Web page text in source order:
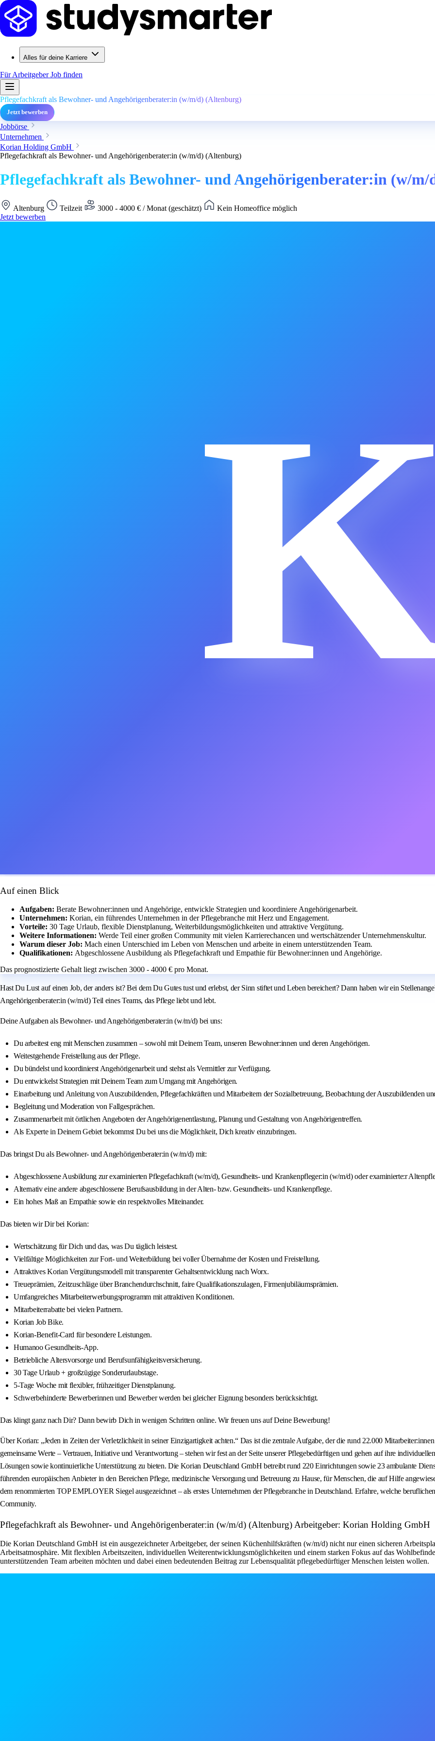
Alles für deine Karriere
Für ArbeitgeberJob finden
Pflegefachkraft als Bewohner- und Angehörigenberater:in (w/m/d) (Altenburg)
Jetzt bewerben
Jobbörse
Unternehmen
Korian Holding GmbH
Pflegefachkraft als Bewohner- und Angehörigenberater:in (w/m/d) (Altenburg)
Pflegefachkraft als Bewohner- und Angehörigenberater:in (w/
Altenburg Teilzeit 3000 - 4000 € / Monat (geschätzt)
Kein Homeoffice möglich
Jetzt bewerben
Auf einen Blick
Aufgaben: Berate Bewohner:innen und Angehörige, entwickle Strategien und koordiniere Angehörigenarbeit.
Unternehmen: Korian, ein führendes Unternehmen in der Pflegebranche mit Herz und Engagement.
Vorteile: 30 Tage Urlaub, flexible Dienstplanung, Weiterbildungsmöglichkeiten und attraktive Vergütung.
Weitere Informationen: Werde Teil einer großen Community mit vielen Karrierechancen und wertschätzender Unternehmenskultur.
Warum dieser Job: Mach einen Unterschied im Leben von Menschen und arbeite in einem unterstützenden Team.
Qualifikationen: Abgeschlossene Ausbildung als Pflegefachkraft und Empathie für Bewohner:innen und Angehörige.
Das prognostizierte Gehalt liegt zwischen 3000 - 4000 € pro Monat.
Hast Du Lust auf einen Job, der anders ist? Bei dem Du Gutes tust und erlebst, der Sinn stiftet und Leben bereichert? Dann haben wir ein
Angehörigenberater:in (w/m/d) Teil eines Teams, das Pflege liebt und lebt.
Deine Aufgaben als Bewohner- und Angehörigenberater:in (w/m/d) bei uns:
Du arbeitest eng mit Menschen zusammen – sowohl mit Deinem Team, unseren Bewohner:innen und deren Angehörigen.
Weitestgehende Freistellung aus der Pflege.
Du bündelst und koordinierst Angehörigenarbeit und stehst als Vermittler zur Verfügung.
Du entwickelst Strategien mit Deinem Team zum Umgang mit Angehörigen.
Einarbeitung und Anleitung von Auszubildenden, Pflegefachkräften und Mitarbeitern der Sozialbetreuung, Beobachtung der Auszubildenden
Begleitung und Moderation von Fallgesprächen.
Zusammenarbeit mit örtlichen Angeboten der Angehörigenentlastung, Planung und Gestaltung von Angehörigentreffen.
Als Experte in Deinem Gebiet bekommst Du bei uns die Möglichkeit, Dich kreativ einzubringen.
Das bringst Du als Bewohner- und Angehörigenberater:in (w/m/d) mit:
Abgeschlossene Ausbildung zur examinierten Pflegefachkraft (w/m/d), Gesundheits- und Krankenpfleger:in (w/m/d) oder examinierte:r
Alternativ eine andere abgeschlossene Berufsausbildung in der Alten- bzw. Gesundheits- und Krankenpflege.
Ein hohes Maß an Empathie sowie ein respektvolles Miteinander.
Das bieten wir Dir bei Korian:
Wertschätzung für Dich und das, was Du täglich leistest.
Vielfältige Möglichkeiten zur Fort- und Weiterbildung bei voller Übernahme der Kosten und Freistellung.
Attraktives Korian Vergütungsmodell mit transparenter Gehaltsentwicklung nach Worx.
Treueprämien, Zeitzuschläge über Branchendurchschnitt, faire Qualifikationszulagen, Firmenjubiläumsprämien.
Umfangreiches Mitarbeiterwerbungsprogramm mit attraktiven Konditionen.
Mitarbeiterrabatte bei vielen Partnern.
Korian Job Bike.
Korian-Benefit-Card für besondere Leistungen.
Humanoo Gesundheits-App.
Betriebliche Altersvorsorge und Berufsunfähigkeitsversicherung.
30 Tage Urlaub + großzügige Sonderurlaubstage.
5-Tage Woche mit flexibler, frühzeitiger Dienstplanung.
Schwerbehinderte Bewerberinnen und Bewerber werden bei gleicher Eignung besonders berücksichtigt.
Das klingt ganz nach Dir? Dann bewirb Dich in wenigen Schritten online. Wir freuen uns auf Deine Bewerbung!
Über Korian: „Jeden in Zeiten der Verletzlichkeit in seiner Einzigartigkeit achten.“ Das ist die zentrale Aufgabe, der die rund 22.000
gemeinsame Werte – Vertrauen, Initiative und Verantwortung – stehen wir fest an der Seite unserer Pflegebedürftigen und gehen auf ihre
Lösungen sowie kontinuierliche Unterstützung zu bieten. Die Korian Deutschland GmbH betreibt rund 220 Einrichtungen sowie 23 ambulante
führenden europäischen Anbieter in den Bereichen Pflege, medizinische Versorgung und Betreuung zu Hause, für Menschen, die auf Hilfe
dem renommierten TOP EMPLOYER Siegel ausgezeichnet – als erstes Unternehmen der Pflegebranche in Deutschland. Erfahre, welche
Community.
Pflegefachkraft als Bewohner- und Angehörigenberater:in (w/m/d) (Altenburg) Arbeitgeber: Korian Holding GmbH
Die Korian Deutschland GmbH ist ein ausgezeichneter Arbeitgeber, der seinen Küchenhilfskräften (w/m/d) nicht nur einen sicheren
Arbeitsatmosphäre. Mit flexiblen Arbeitszeiten, individuellen Weiterentwicklungsmöglichkeiten und einem starken Fokus auf das
unterstützenden Team arbeiten möchten und dabei einen bedeutenden Beitrag zur Lebensqualität pflegebedürftiger Menschen leisten wollen.